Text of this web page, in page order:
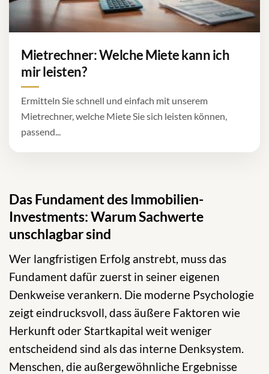
Mietrechner: Welche Miete kann ich
mir leisten?
Ermitteln Sie schnell und einfach mit unserem
Mietrechner, welche Miete Sie sich leisten können,
passend...
Das Fundament des Immobilien-
Investments: Warum Sachwerte
unschlagbar sind
Wer langfristigen Erfolg anstrebt, muss das
Fundament dafür zuerst in seiner eigenen
Denkweise verankern. Die moderne Psychologie
zeigt eindrucksvoll, dass äußere Faktoren wie
Herkunft oder Startkapital weit weniger
entscheidend sind als das interne Denksystem.
Menschen, die außergewöhnliche Ergebnisse